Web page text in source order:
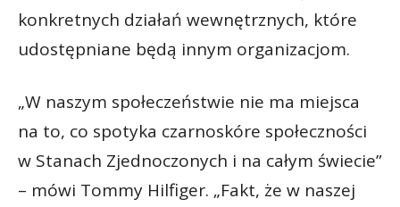
konkretnych działań wewnętrznych, które
udostępniane będą innym organizacjom.
„W naszym społeczeństwie nie ma miejsca
na to, co spotyka czarnoskóre społeczności
w Stanach Zjednoczonych i na całym świecie”
– mówi Tommy Hilfiger. „Fakt, że w naszej